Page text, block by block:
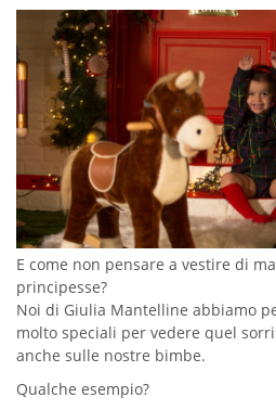
E come non pensare a vestire di
principesse?
Noi di Giulia Mantelline abbiamo
molto speciali per vedere quel
anche sulle nostre bimbe.
Qualche esempio?